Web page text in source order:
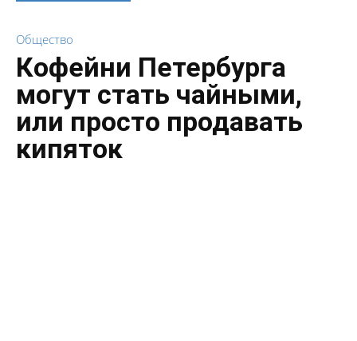
Общество
Кофейни Петербурга
могут стать чайными,
или просто продавать
кипяток